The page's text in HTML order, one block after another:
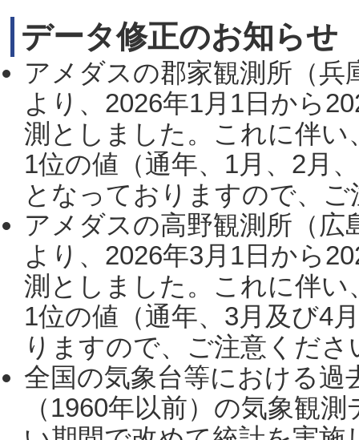
データ修正のお知らせ
アメダスの郡家観測所（
より、2026年1月1日から
測としました。これに伴い
1位の値（通年、1月、2月
となっておりますので、
アメダスの高野観測所（
より、2026年3月1日から
測としました。これに伴い
1位の値（通年、3月及び4
りますので、ご注意くだ
全国の気象台等における過
（1960年以前）の気象観